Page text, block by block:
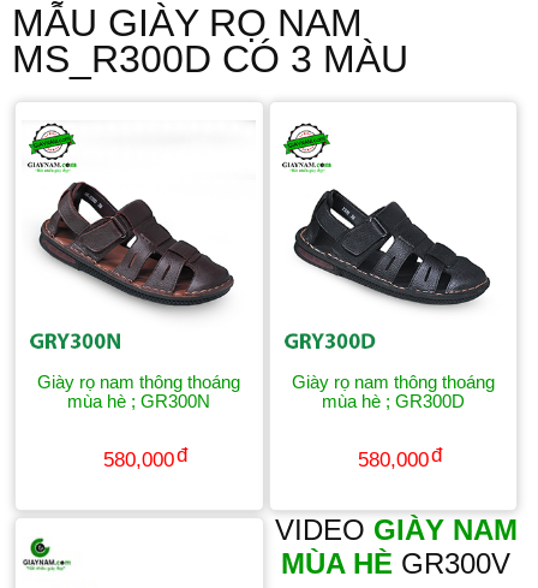
MẪU GIÀY RỌ NAM
MS_R300D CÓ 3 MÀU
Giày rọ nam thông thoáng
mùa hè ; GR300N
580,000
Giày rọ nam thông thoáng
mùa hè ; GR300D
580,000
VIDEO GIÀY NAM
MÙA HÈ GR300V